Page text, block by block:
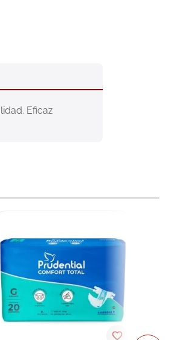
Eficaz